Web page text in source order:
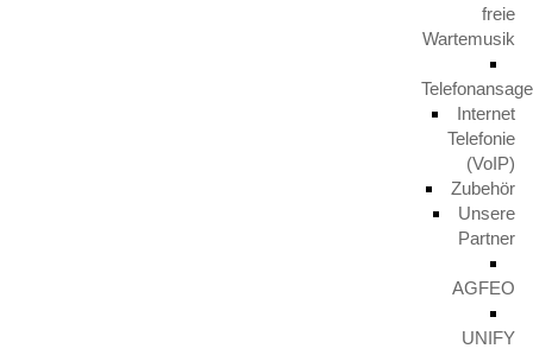
freie
Wartemusik
Internet
Telefonie
(VoIP)
Zubehör
Unsere
Partner
AGFEO
UNIFY